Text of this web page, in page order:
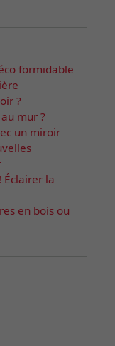
formidable
?
mur ?
un miroir
Éclairer la
en bois ou